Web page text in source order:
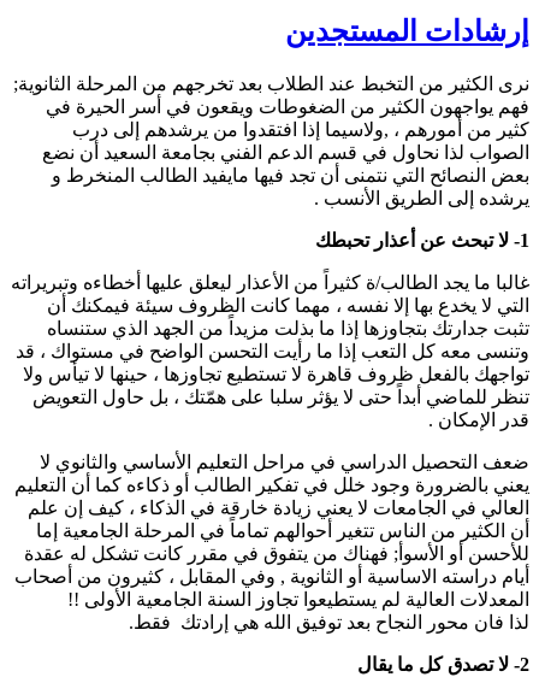
إرشادات المستجدين
نرى الكثير من التخبط عند الطلاب بعد تخرجهم من المرحلة الثانوية;
فهم يواجهون الكثير من الضغوطات ويقعون في أسر الحيرة في
كثير من أمورهم ، ,ولاسيما إذا افتقدوا من يرشدهم إلى درب
الصواب لذا نحاول في قسم الدعم الفني بجامعة السعيد أن نضع
بعض النصائح التي نتمنى أن تجد فيها مايفيد الطالب المنخرط و
يرشده إلى الطريق الأنسب .
1- لا تبحث عن أعذار تحبطك
غالبا ما يجد الطالب/ة كثيراً من الأعذار ليعلق عليها أخطاءه وتبريراته
التي لا يخدع بها إلا نفسه ، مهما كانت الظروف سيئة فيمكنك أن
تثبت جدارتك بتجاوزها إذا ما بذلت مزيداً من الجهد الذي ستنساه
وتنسى معه كل التعب إذا ما رأيت التحسن الواضح في مستواك ، قد
تواجهك بالفعل ظروف قاهرة لا تستطيع تجاوزها ، حينها لا تيأس ولا
تنظر للماضي أبداً حتى لا يؤثر سلبا على همّتك ، بل حاول التعويض
قدر الإمكان .
ضعف التحصيل الدراسي في مراحل التعليم الأساسي والثانوي لا
يعني بالضرورة وجود خلل في تفكير الطالب أو ذكاءه كما أن التعليم
العالي في الجامعات لا يعني زيادة خارقة في الذكاء ، كيف إن علم
أن الكثير من الناس تتغير أحوالهم تماماً في المرحلة الجامعية إما
للأحسن أو الأسوأ; فهناك من يتفوق في مقرر كانت تشكل له عقدة
أيام دراسته الاساسية أو الثانوية , وفي المقابل ، كثيرون من أصحاب
المعدلات العالية لم يستطيعوا تجاوز السنة الجامعية الأولى !!
لذا فان محور النجاح بعد توفيق الله هي إرادتك فقط.
2- لا تصدق كل ما يقال